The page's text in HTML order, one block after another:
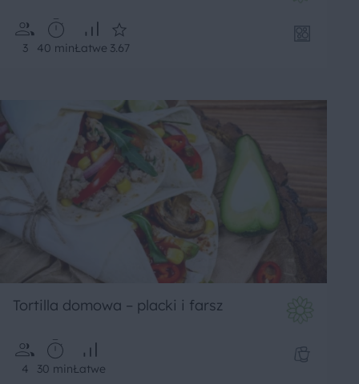
3 40 minŁatwe 3.67
Tortilla domowa – placki i farsz
4 30 minŁatwe